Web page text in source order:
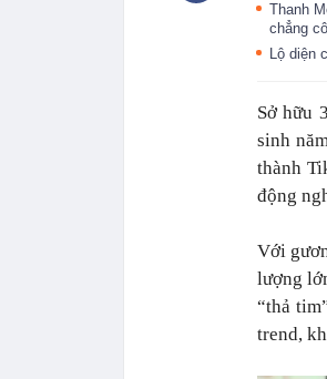
Thanh
chẳng
Lộ diện
Sở hữu
sinh
thành
động
Với
lượng
“thả
trend,